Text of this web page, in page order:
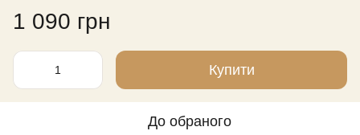
1 090 грн
Купити
До обраного